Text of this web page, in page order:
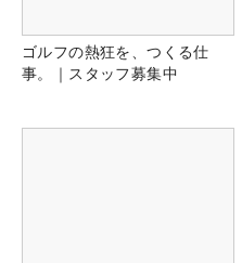
ゴルフの熱狂を、つくる仕
事。｜スタッフ募集中